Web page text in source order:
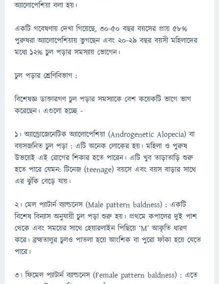
অ্যালোপেশিয়া বলা হয়।
একটি গবেষণায় দেখা গিয়েছে, ৩০-৫০ বছর বয়সের প্রায় ৫৮%
পুরুষরা অ্যালোপেশিয়ায় ভুগছেন এবং ২০-২৯ বছর বয়সী মহিলাদের
মধ্যে ১২% চুল পড়ার সমস্যায় ভোগেন।
চুল পড়ার শ্রেণিবিভাগ :
বিশেষজ্ঞ ডাক্তারগণ চুল পড়ার সমস্যাকে বেশ কয়েকটি ভাগে ভাগ
করেছেন। এগুলো হচ্ছে -
১। অ্যান্ড্রোজেনেটিক অ্যালোপেশিয়া (Androgenetic Alopecia) বা
বয়সজনিত চুল পড়া : এটি অনেক লোকের হয়। মহিলা ও পুরুষ
উভয়েই এই রোগের শিকার হতে পারেন। এটি খুব তাড়াতাড়ি শুরু
হতে পারে যেমন: টিনেজ (teenage) বয়সে এবং বয়স বাড়ার সাথে
এর ঝুঁকি বেড়ে যায়।
২। মেল প্যাটার্ন ব্যাল্ডনেস (Male pattern baldness) : একটি
বিশেষ বিন্যাস অনুযায়ী চুল পড়া শুরু হয়। প্রথমে কপালের দুই পাশ
থেকে এবং সময়ের সাথে হেয়ারলাইন পিছিয়ে ‘M’ আকৃতি ধারণ
করে। ব্রহ্মতালুর চুলও পাতলা হয়ে আংশিক বা পুরো ফাঁকা হয়ে যেতে
পারে।
৩। ফিমেল প্যাটার্ন ব্যাল্ডনেস (Female pattern baldness) : এতে